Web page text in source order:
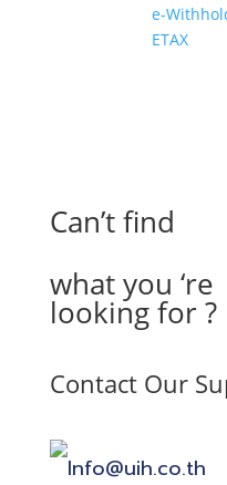
e-
ETAX
Can’t find
what you ‘re
looking for ?
Contact Our
Info@uih.co.th